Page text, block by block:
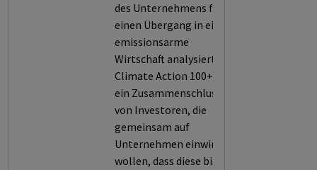
des Unternehmens für
einen Übergang in eine
emissionsarme
Wirtschaft analysiert.
Climate Action 100+ ist
ein Zusammenschluss
von Investoren, die
gemeinsam auf
Unternehmen einwirken
wollen, dass diese bis